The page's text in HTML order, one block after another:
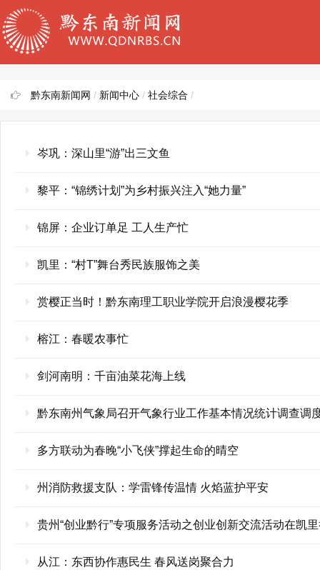
黔东南新闻网 / 新闻中心 / 社会综合 /
岑巩：深山里“游”出三文鱼
黎平：“锦绣计划”为乡村振兴注入“她力量”
锦屏：企业订单足 工人生产忙
凯里：“村T”舞台秀民族服饰之美
赏樱正当时！黔东南理工职业学院开启浪漫樱花季
榕江：春暖农事忙
剑河南明：千亩油菜花海上线
黔东南州气象局召开气象行业工作基本情况统计调查调
多方联动为春晚“小飞侠”撑起生命的晴空
州消防救援支队：学雷锋传温情 火焰蓝护平安
贵州“创业黔行”专项服务活动之创业创新交流活动在凯
从江：东西协作惠民生 春风送岗聚合力